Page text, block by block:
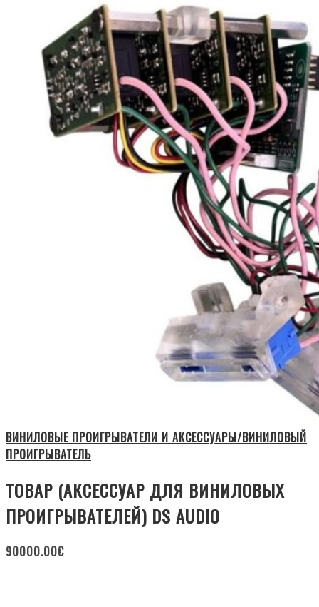
ВИНИЛОВЫЕ ПРОИГРЫВАТЕЛИ И АКСЕССУАРЫ/ВИНИЛОВЫЙ
ПРОИГРЫВАТЕЛЬ
ТОВАР (АКСЕССУАР ДЛЯ ВИНИЛОВЫХ
ПРОИГРЫВАТЕЛЕЙ) DS AUDIO
90000.00€